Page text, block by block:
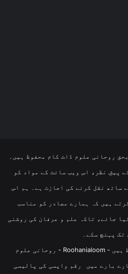
روحانی علوم ڈاٹ کام محفوظ ہیں۔
پیشِ نظر، اس ویب سائٹ کے مواد کو
ساتھ نقل کرنے کی اجازت ہے۔ ہم اس
ہیں کہ ہمارے مصادر کو مناسب
جائے، تاکہ علم و عرفان کی روشنی
تک پہنچ سکے۔
بارے میں رقم واپسی کی پالیسی